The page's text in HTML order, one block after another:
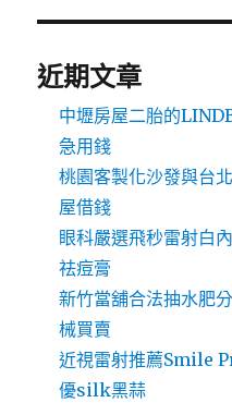
近期文章
中壢房屋二胎的
急用錢
桃園客製化沙發與台
屋借錢
眼科嚴選飛秒雷射白
祛痘膏
新竹當舖合法抽水肥
械買賣
近視雷射推薦Smile
優silk黑蒜